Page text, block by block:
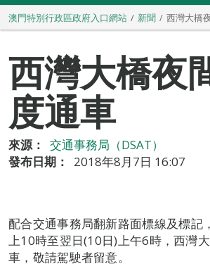
澳門特別行政區政府入口網站 新聞 西灣大橋
西灣大橋夜
度通車
來源：
交通事務局（DSAT）
發布日期：
2018年8月7日 16:07
配合交通事務局翻新路面標線及標記
上10時至翌日(10日)上午6時，西灣
車，敬請駕駛者留意。